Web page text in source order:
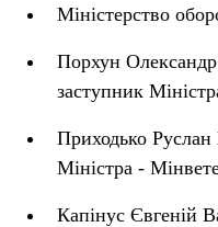
Міністерство
Порхун
заступник
Приходько Руслан
Міністра -
Капінус Євгеній